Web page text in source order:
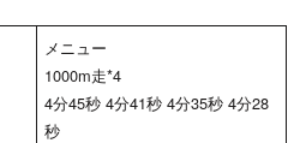
メニュー
1000m走*4
4分45秒 4分41秒 4分35秒 4分28
秒